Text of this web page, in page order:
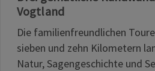
Vogtland
Die familienfreundlichen
sieben und zehn Kilometern
Natur, Sagengeschichte und